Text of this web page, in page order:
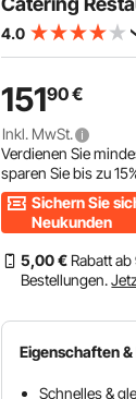
4.0
15190€
Inkl. MwSt.
Verdienen Sie
sparen Sie bis zu
Sichern Sie
Neukunden
5,00 € Rabatt ab
Bestellungen.
Eigenschaften
Schnelles &